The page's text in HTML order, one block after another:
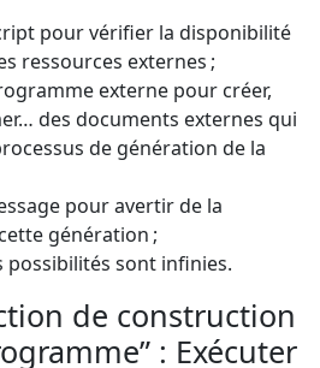
pour vérifier la disponibilité
ressources externes ;
externe pour créer,
des documents externes qui
de génération de la
pour avertir de la
génération ;
possibilités sont infinies.
de construction
: Exécuter